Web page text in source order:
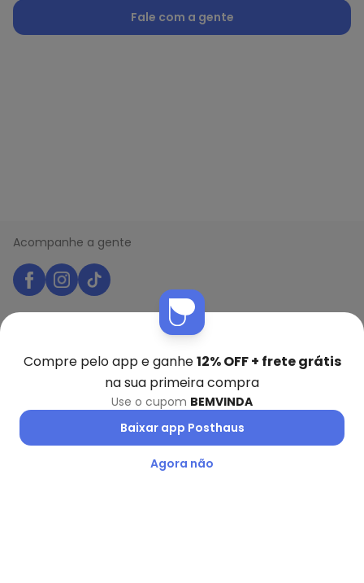
Fale com a gente
Acompanhe a gente
Seja você também um dos 7 milhões de apaixonados
pelas nossas dicas e promoções!
Digite seu e-mail
Telefone
Receber novidades
Compre pelo app e ganhe12% OFF + frete grátis
na sua primeira compra
Use o cupom BEMVINDA
Baixar app Posthaus
Agora não